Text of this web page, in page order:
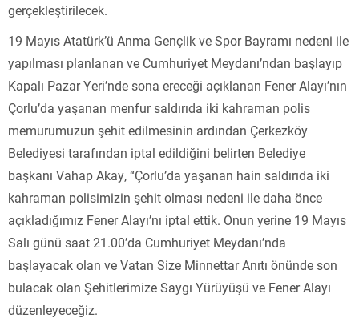
gerçekleştirilecek.
19 Mayıs Atatürk’ü Anma Gençlik ve Spor Bayramı nedeni ile
yapılması planlanan ve Cumhuriyet Meydanı’ndan başlayıp
Kapalı Pazar Yeri’nde sona ereceği açıklanan Fener Alayı’nın
Çorlu’da yaşanan menfur saldırıda iki kahraman polis
memurumuzun şehit edilmesinin ardından Çerkezköy
Belediyesi tarafından iptal edildiğini belirten Belediye
başkanı Vahap Akay, “Çorlu’da yaşanan hain saldırıda iki
kahraman polisimizin şehit olması nedeni ile daha önce
açıkladığımız Fener Alayı’nı iptal ettik. Onun yerine 19 Mayıs
Salı günü saat 21.00’da Cumhuriyet Meydanı’nda
başlayacak olan ve Vatan Size Minnettar Anıtı önünde son
bulacak olan Şehitlerimize Saygı Yürüyüşü ve Fener Alayı
düzenleyeceğiz.